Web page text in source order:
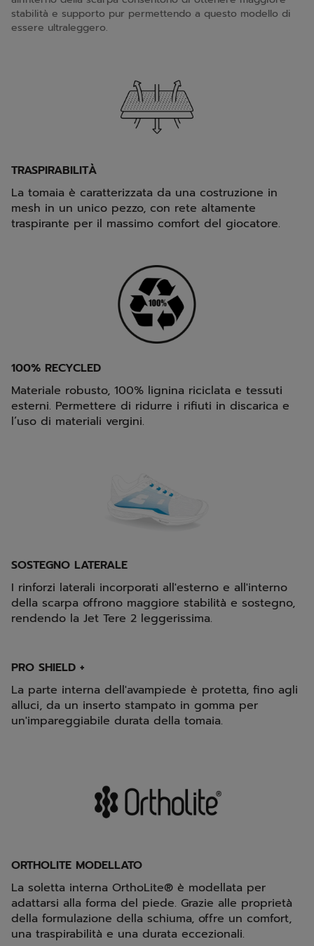
stabilità e supporto pur permettendo a questo modello di
essere ultraleggero.
TRASPIRABILITÀ
La tomaia è caratterizzata da una costruzione in
mesh in un unico pezzo, con rete altamente
traspirante per il massimo comfort del giocatore.
100% RECYCLED
Materiale robusto, 100% lignina riciclata e tessuti
esterni. Permettere di ridurre i rifiuti in discarica e
l’uso di materiali vergini.
SOSTEGNO LATERALE
I rinforzi laterali incorporati all'esterno e all'interno
della scarpa offrono maggiore stabilità e sostegno,
rendendo la Jet Tere 2 leggerissima.
PRO SHIELD +
La parte interna dell'avampiede è protetta, fino agli
alluci, da un inserto stampato in gomma per
un'impareggiabile durata della tomaia.
ORTHOLITE MODELLATO
La soletta interna OrthoLite® è modellata per
adattarsi alla forma del piede. Grazie alle proprietà
della formulazione della schiuma, offre un comfort,
una traspirabilità e una durata eccezionali.